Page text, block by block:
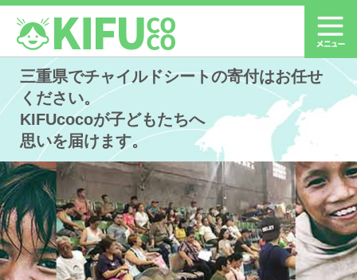
三重県でチャイルドシートの寄付はお任せ
ください。
KIFUcocoが子どもたちへ
思いを届けます。